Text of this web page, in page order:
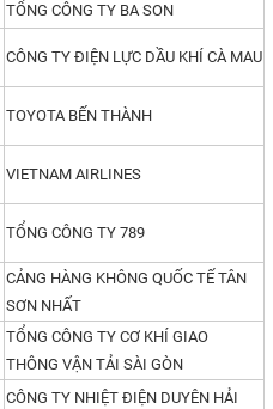
TỔNG CÔNG TY BA SON
CÔNG TY ĐIỆN LỰC DẦU KHÍ CÀ MAU
TOYOTA BẾN THÀNH
VIETNAM AIRLINES
TỔNG CÔNG TY 789
CẢNG HÀNG KHÔNG QUỐC TẾ TÂN
SƠN NHẤT
TỔNG CÔNG TY CƠ KHÍ GIAO
THÔNG VẬN TẢI SÀI GÒN
CÔNG TY NHIỆT ĐIỆN DUYÊN HẢI